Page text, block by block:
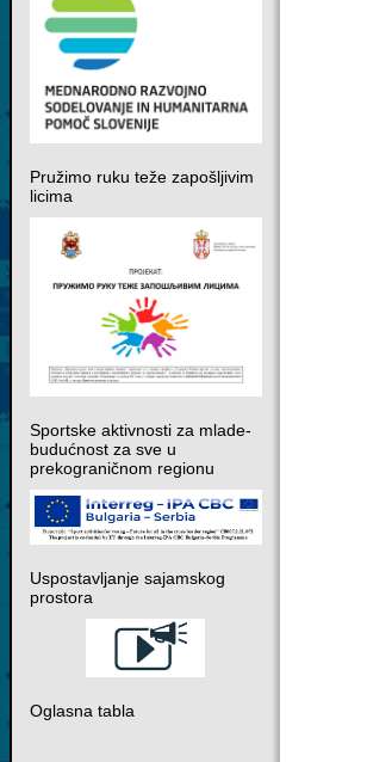
Pružimo ruku teže zapošljivim
licima
Sportske aktivnosti za mlade-
budućnost za sve u
prekograničnom regionu
Uspostavljanje sajamskog
prostora
Oglasna tabla